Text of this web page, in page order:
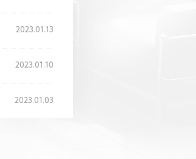
2023.01.13
2023.01.10
2023.01.03